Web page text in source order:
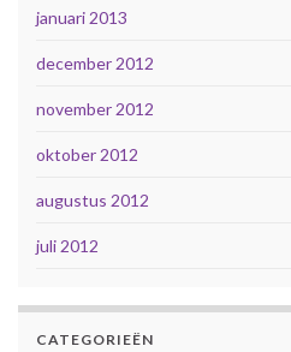
januari 2013
december 2012
november 2012
oktober 2012
augustus 2012
juli 2012
CATEGORIEËN